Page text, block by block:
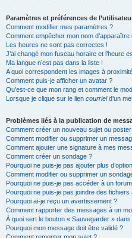
Paramètres et préférences de
Comment modifier mes paramètres ?
Comment empêcher mon nom
Les heures ne sont pas correctes !
J’ai changé mon fuseau horaire et l’heure
Ma langue n’est pas dans la liste !
A quoi correspondent les images à
Comment puis-je afficher un avatar ?
Qu’est-ce que mon rang et comment le
Lorsque je clique sur le lien courrield’un
Problèmes liés à la publication de
Comment créer un nouveau sujet ou
Comment modifier ou supprimer un
Comment ajouter une signature à mes
Comment créer un sondage ?
Pourquoi ne puis-je pas ajouter plus
Comment modifier ou supprimer un
Pourquoi ne puis-je pas accéder à un
Pourquoi ne puis-je pas joindre des
Pourquoi ai-je reçu un avertissement ?
Comment rapporter des messages à un
À quoi sert le bouton « Sauvegarder »
Pourquoi mon message doit être validé ?